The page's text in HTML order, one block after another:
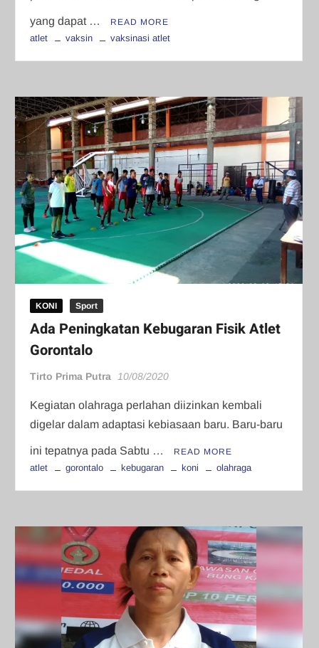
yang dapat … READ MORE
atlet vaksin vaksinasi atlet
KONI Sport
Ada Peningkatan Kebugaran Fisik Atlet
Gorontalo
Tirto Prima Putra 10/08/2020
Kegiatan olahraga perlahan diizinkan kembali
digelar dalam adaptasi kebiasaan baru. Baru-baru
ini tepatnya pada Sabtu … READ MORE
atlet gorontalo kebugaran koni olahraga